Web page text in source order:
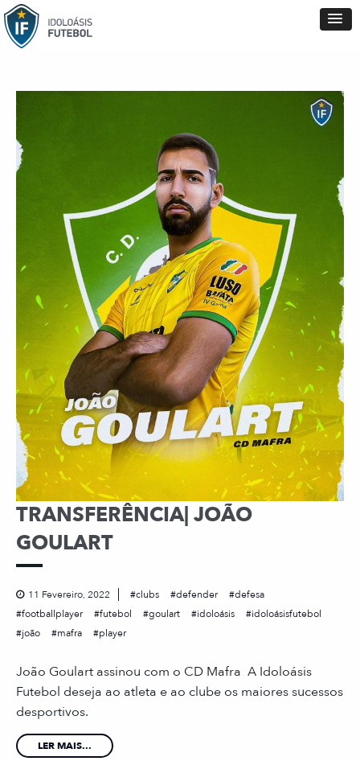
TRANSFERÊNCIA| JOÃO
GOULART
11 Fevereiro, 2022 clubs defender
defesa
footballplayer
futebol goulart idoloásis
idoloásisfutebol
joão
mafra player
João Goulart assinou com o CD Mafra A Idoloásis
Futebol deseja ao atleta e ao clube os maiores sucessos
desportivos.
LER MAIS...